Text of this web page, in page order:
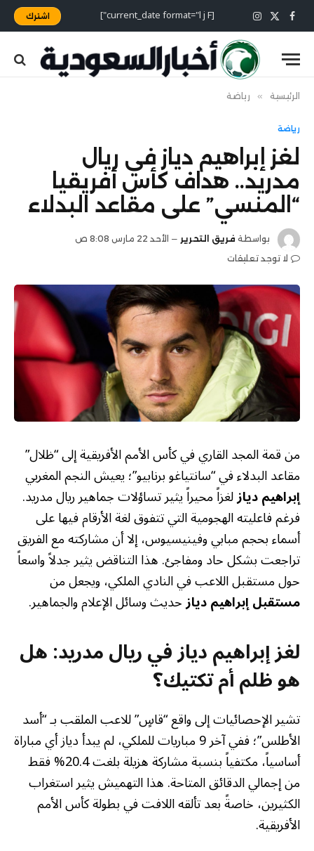
فيسبوك
X
(Twitter)
الانستغرام [current_date format="l j F"] اشترك
الرئيسية » رياضة
رياضة
لغز إبراهيم دياز في ريال
مدريد.. هداف كأس أفريقيا
“المنسي” على مقاعد البدلاء
بواسطة فريق التحرير
الأحد 22 مارس 8:08 ص
لا توجد تعليقات
من قمة المجد القاري في كأس الأمم الأفريقية إلى “ظلال”
مقاعد البدلاء في “سانتياغو برنابيو”؛ يعيش النجم المغربي
إبراهيم ديازلغزاً محيراً يثير تساؤلات جماهير ريال مدريد.
فرغم فاعليته الهجومية التي تتفوق لغة الأرقام فيها على
أسماء بحجم مبابي وفينيسيوس، إلا أن مشاركته مع الفريق
تراجعت بشكل حاد ومفاجئ. هذا التناقض يثير جدلاً واسعاً
حول مستقبل اللاعب في النادي الملكي، ويجعل من
مستقبل إبراهيم ديازحديث وسائل الإعلام والجماهير.
لغز إبراهيم دياز في ريال مدريد: هل
هو ظلم أم تكتيك؟
تشير الإحصائيات إلى واقع “قاسٍ” للاعب الملقب بـ “أسد
الأطلس”؛ ففي آخر 9 مباريات للملكي، لم يبدأ دياز أي مباراة
أساسياً، مكتفياً بنسبة مشاركة هزيلة بلغت 20.4% فقط
من إجمالي الدقائق المتاحة. هذا التهميش يثير استغراب
الكثيرين، خاصةً بعد تألقه اللافت في بطولة كأس الأمم
الأفريقية.